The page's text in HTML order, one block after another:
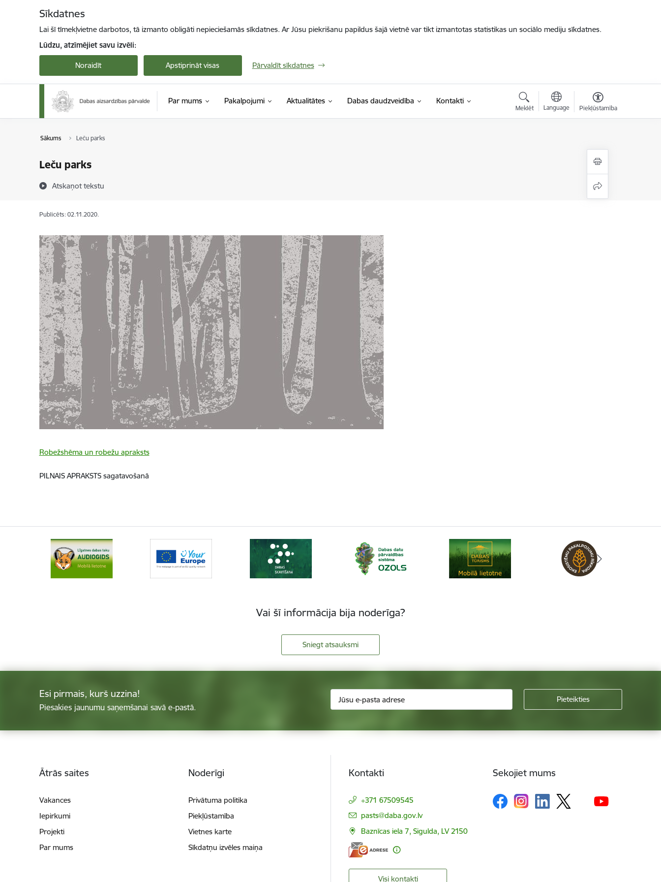
Sīkdatnes
Lai šī tīmekļvietne darbotos, tā izmanto obligāti nepieciešamās sīkdatnes. Ar Jūsu piekrišanu papildus šajā vietnē var tikt izmantotas statistikas un sociālo mediju sīkdatnes.
Lūdzu, atzīmējiet savu izvēli:
Noraidīt Apstiprināt visas Pārvaldīt sīkdatnes
Par mums Pakalpojumi Aktualitātes Dabas daudzveidība Kontakti
Meklēt Language Piekļūstamība
Sākums Leču parks
Leču parks
Atskaņot tekstu
Publicēts: 02.11.2020.
Robežshēma un robežu apraksts
PILNAIS APRAKSTS sagatavošanā
Vai šī informācija bija noderīga?
Sniegt atsauksmi
Esi pirmais, kurš uzzina!
Piesakies jaunumu saņemšanai savā e-pastā.
Ātrās saites
Vakances
Iepirkumi
Projekti
Par mums
Noderīgi
Privātuma politika
Piekļūstamība
Vietnes karte
Sīkdatņu izvēles maiņa
Kontakti
+371 67509545
E-pasts:
pasts@daba.gov.lv
Baznīcas iela 7, Sigulda, LV 2150
Visi kontakti
Sekojiet mums